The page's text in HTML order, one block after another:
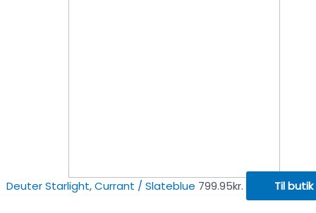
Deuter Starlight, Currant / Slateblue 799.95kr. Til butik